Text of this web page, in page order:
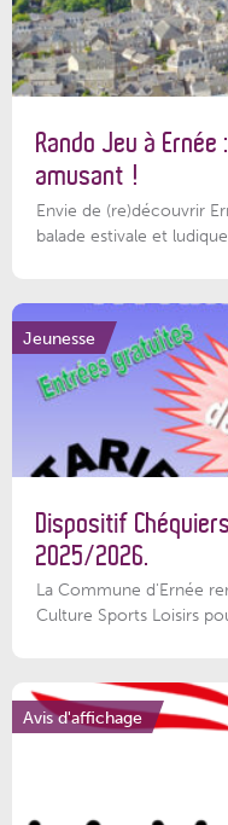
Rando Jeu à
amusant !
Envie de (re)découvrir
balade estivale et
Jeunesse
Dispositif
2025/2026.
La Commune d'Ernée
Culture Sports Loisirs
Avis d'affichage